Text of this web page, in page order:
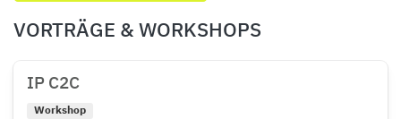
VORTRÄGE & WORKSHOPS
IP C2C
Workshop